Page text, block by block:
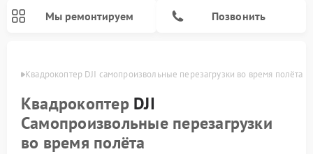
Мы ремонтируем Позвонить
Квадрокоптер DJI самопроизвольные перезагрузки во время полёта
Квадрокоптер DJI
Самопроизвольные перезагрузки
во время полёта